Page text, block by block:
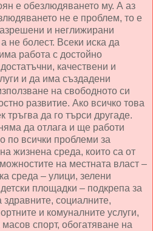
е обезлюдяването му. А аз
не е проблем, то е
и неглижирани
не болест. Всеки иска да
работа с достойно
качествени и
и да има създадени
на свободното си
развитие. Ако всичко това
тръгва да го търси другаде.
да отлага и ще работи
по всички проблеми за
жизнена среда, които са от
на местната власт –
среда – улици, зелени
площадки – подкрепа за
социалните,
и комуналните услуги,
спорт, обогатяване на